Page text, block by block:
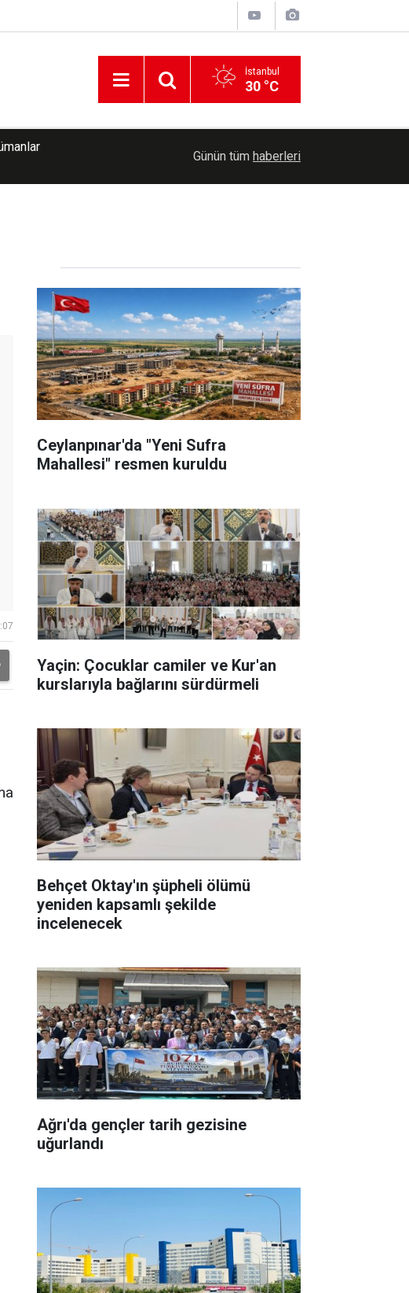
İstanbul
30 °C
Yaçin: Çocuklar camiler ve Kur'an kurslarıyla
Günün tüm haberleri
Ceylanpınar'da "Yeni Sufra
Mahallesi" resmen kuruldu
Yaçin: Çocuklar camiler ve Kur'an
kurslarıyla bağlarını sürdürmeli
Behçet Oktay'ın şüpheli ölümü
yeniden kapsamlı şekilde
incelenecek
Ağrı'da gençler tarih gezisine
uğurlandı